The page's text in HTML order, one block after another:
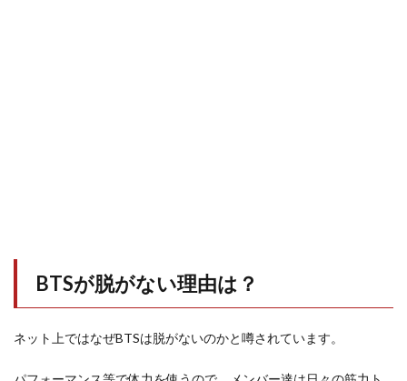
BTSが脱がない理由は？
ネット上ではなぜBTSは脱がないのかと噂されています。